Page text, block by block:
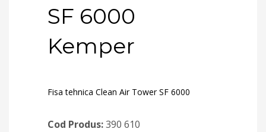
SF 6000
Kemper
Fisa tehnica Clean Air Tower SF 6000
Cod Produs:390 610